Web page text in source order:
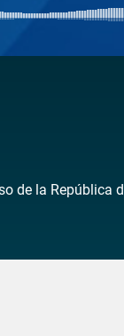
de la República